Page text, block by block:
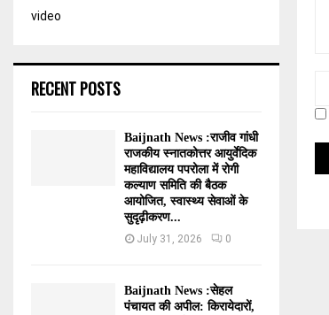
video
RECENT POSTS
Baijnath News :राजीव गांधी
राजकीय स्नातकोत्तर आयुर्वेदिक
महाविद्यालय पपरोला में रोगी
कल्याण समिति की बैठक
आयोजित, स्वास्थ्य सेवाओं के
सुदृढ़ीकरण...
July 31, 2026 0
Baijnath News :सेहल
पंचायत की अपील: किरायेदारों,